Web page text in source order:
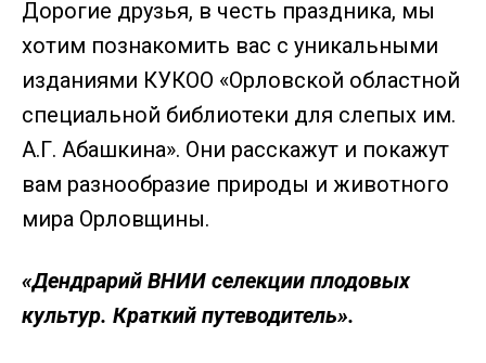
Дорогие друзья, в честь праздника, мы
хотим познакомить вас с уникальными
изданиями КУКОО «Орловской областной
специальной библиотеки для слепых им.
А.Г. Абашкина». Они расскажут и покажут
вам разнообразие природы и животного
мира Орловщины.
«Дендрарий ВНИИ селекции плодовых
культур. Краткий путеводитель».